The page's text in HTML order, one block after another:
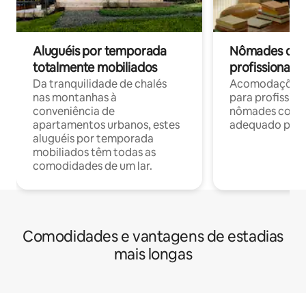
Aluguéis por temporada
totalmente mobiliados
Da tranquilidade de chalés
nas montanhas à
conveniência de
apartamentos urbanos, estes
aluguéis por temporada
mobiliados têm todas as
comodidades de um lar.
Nômades
profissionais
para
nômades com
adequado
Comodidades e vantagens de estadias
mais longas